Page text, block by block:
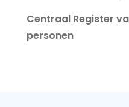
Centraal Register
personen